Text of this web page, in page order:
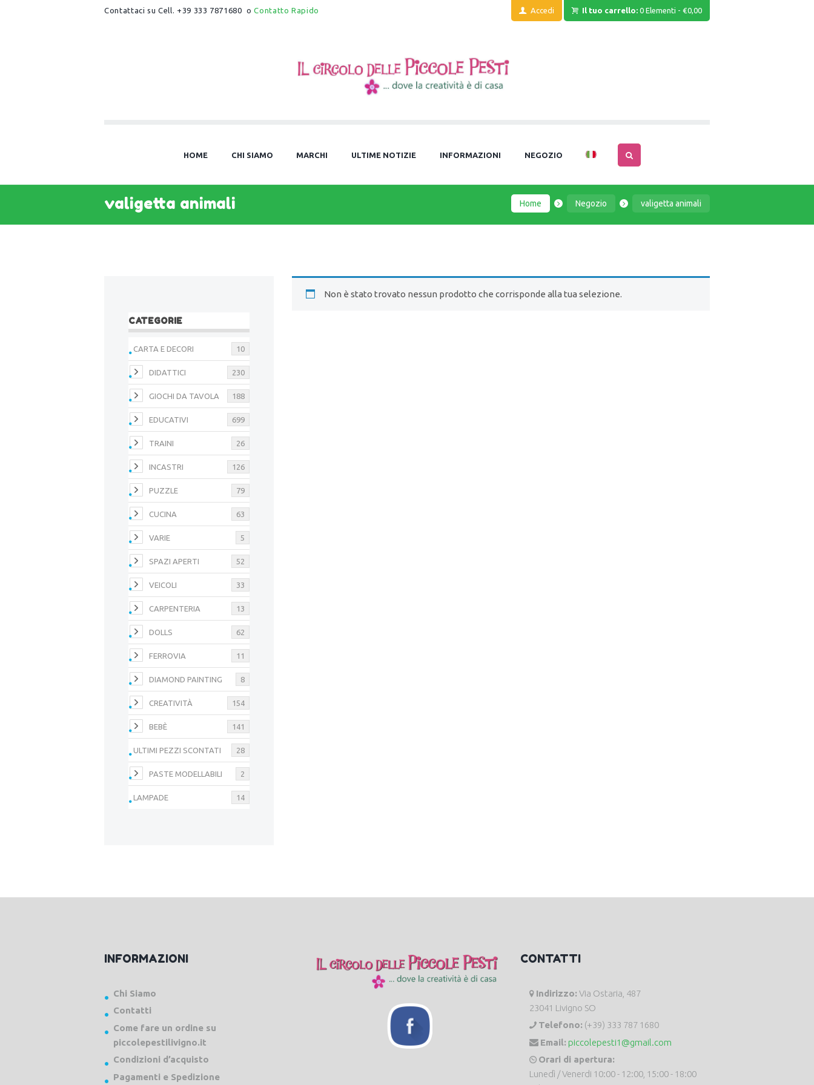
Contattaci su Cell. +39 333 7871680 oContatto Rapido Accedi Il tuo carrello: 0 Elementi -€0,00
HOME CHI SIAMO MARCHI ULTIME NOTIZIE INFORMAZIONI NEGOZIO
valigetta animali Home Negozio valigetta animali
Non è stato trovato nessun prodotto che corrisponde alla tua selezione.
CATEGORIE
CARTA E DECORI 10
DIDATTICI 230
GIOCHI DA TAVOLA 188
EDUCATIVI 699
TRAINI 26
INCASTRI 126
PUZZLE 79
CUCINA 63
VARIE 5
SPAZI APERTI 52
VEICOLI 33
CARPENTERIA 13
DOLLS 62
FERROVIA 11
DIAMOND PAINTING 8
CREATIVITÀ 154
BEBÈ 141
ULTIMI PEZZI SCONTATI 28
PASTE MODELLABILI 2
LAMPADE 14
INFORMAZIONI
Chi Siamo
Contatti
Come fare un ordine su
piccolepestilivigno.it
Condizioni d’acquisto
Pagamenti e Spedizione
CONTATTI
Indirizzo: Via Ostaria, 487
23041 Livigno SO
Telefono: (+39) 333 787 1680
Email: piccolepesti1@gmail.com
Orari di apertura:
Lunedì / Venerdi 10:00 - 12:00, 15:00 - 18:00